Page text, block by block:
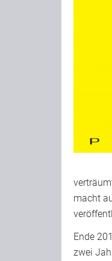
macht
Ende
zwei